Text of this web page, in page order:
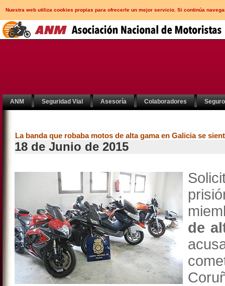
Nuestra web utiliza cookies propias para ofrecerle un mejor servicio. Si continúa
ANM Seguridad Vial Asesoría Colaboradores
La banda que robaba motos de alta gama en Galicia se
18 de Junio de 2015
de